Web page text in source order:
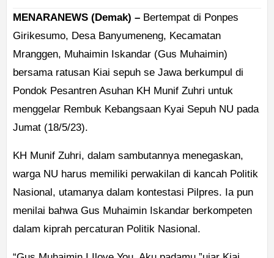
MENARANEWS (Demak) – Bertempat di Ponpes
Girikesumo, Desa Banyumeneng, Kecamatan
Mranggen, Muhaimin Iskandar (Gus Muhaimin)
bersama ratusan Kiai sepuh se Jawa berkumpul di
Pondok Pesantren Asuhan KH Munif Zuhri untuk
menggelar Rembuk Kebangsaan Kyai Sepuh NU pada
Jumat (18/5/23).
KH Munif Zuhri, dalam sambutannya menegaskan,
warga NU harus memiliki perwakilan di kancah Politik
Nasional, utamanya dalam kontestasi Pilpres. Ia pun
menilai bahwa Gus Muhaimin Iskandar berkompeten
dalam kiprah percaturan Politik Nasional.